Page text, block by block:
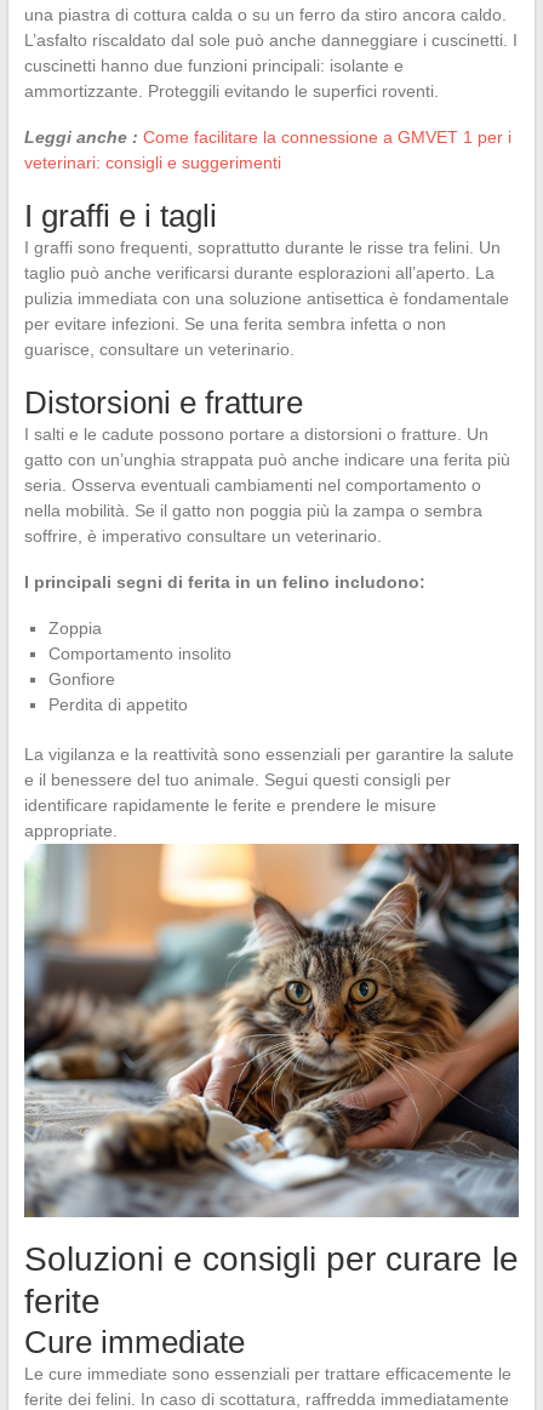
una piastra di cottura calda o su un ferro da stiro ancora caldo.
L’asfalto riscaldato dal sole può anche danneggiare i cuscinetti. I
cuscinetti hanno due funzioni principali: isolante e
ammortizzante. Proteggili evitando le superfici roventi.
Leggi anche : Come facilitare la connessione a GMVET 1 per i
veterinari: consigli e suggerimenti
I graffi e i tagli
I graffi sono frequenti, soprattutto durante le risse tra felini. Un
taglio può anche verificarsi durante esplorazioni all’aperto. La
pulizia immediata con una soluzione antisettica è fondamentale
per evitare infezioni. Se una ferita sembra infetta o non
guarisce, consultare un veterinario.
Distorsioni e fratture
I salti e le cadute possono portare a distorsioni o fratture. Un
gatto con un’unghia strappata può anche indicare una ferita più
seria. Osserva eventuali cambiamenti nel comportamento o
nella mobilità. Se il gatto non poggia più la zampa o sembra
soffrire, è imperativo consultare un veterinario.
I principali segni di ferita in un felino includono:
Zoppia
Comportamento insolito
Gonfiore
Perdita di appetito
La vigilanza e la reattività sono essenziali per garantire la salute
e il benessere del tuo animale. Segui questi consigli per
identificare rapidamente le ferite e prendere le misure
appropriate.
Soluzioni e consigli per curare le
ferite
Cure immediate
Le cure immediate sono essenziali per trattare efficacemente le
ferite dei felini. In caso di scottatura, raffredda immediatamente